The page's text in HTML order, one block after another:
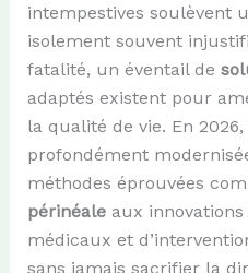
intempestives soulèvent
isolement souvent
fatalité, un éventail de
adaptés existent pour
la qualité de vie. En
profondément
méthodes éprouvées
périnéaleaux innovations
médicaux et
sans jamais sacrifier la